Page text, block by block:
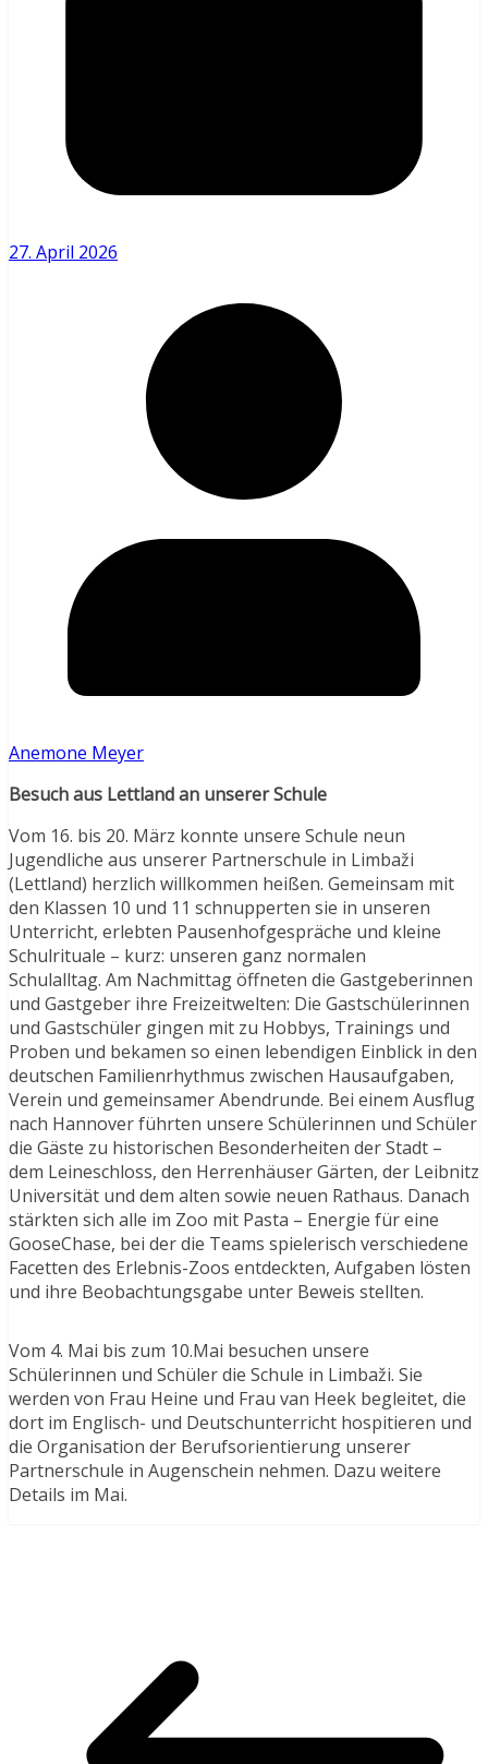
27. April 2026
Anemone Meyer
Besuch aus Lettland an unserer Schule
Vom 16. bis 20. März konnte unsere Schule neun
Jugendliche aus unserer Partnerschule in Limbaži
(Lettland) herzlich willkommen heißen. Gemeinsam mit
den Klassen 10 und 11 schnupperten sie in unseren
Unterricht, erlebten Pausenhofgespräche und kleine
Schulrituale – kurz: unseren ganz normalen
Schulalltag. Am Nachmittag öffneten die Gastgeberinnen
und Gastgeber ihre Freizeitwelten: Die Gastschülerinnen
und Gastschüler gingen mit zu Hobbys, Trainings und
Proben und bekamen so einen lebendigen Einblick in den
deutschen Familienrhythmus zwischen Hausaufgaben,
Verein und gemeinsamer Abendrunde. Bei einem Ausflug
nach Hannover führten unsere Schülerinnen und Schüler
die Gäste zu historischen Besonderheiten der Stadt –
dem Leineschloss, den Herrenhäuser Gärten, der Leibnitz
Universität und dem alten sowie neuen Rathaus. Danach
stärkten sich alle im Zoo mit Pasta – Energie für eine
GooseChase, bei der die Teams spielerisch verschiedene
Facetten des Erlebnis-Zoos entdeckten, Aufgaben lösten
und ihre Beobachtungsgabe unter Beweis stellten.
Vom 4. Mai bis zum 10.Mai besuchen unsere
Schülerinnen und Schüler die Schule in Limbaži. Sie
werden von Frau Heine und Frau van Heek begleitet, die
dort im Englisch- und Deutschunterricht hospitieren und
die Organisation der Berufsorientierung unserer
Partnerschule in Augenschein nehmen. Dazu weitere
Details im Mai.